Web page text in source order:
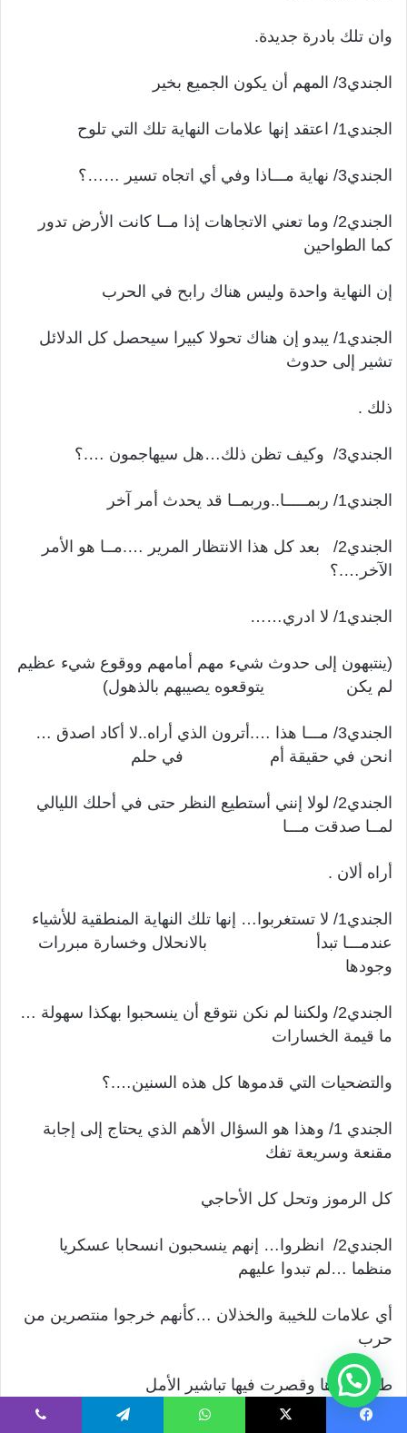
وان تلك بادرة جديدة.
الجندي3/ المهم أن يكون الجميع بخير
الجندي1/ اعتقد إنها علامات النهاية تلك التي تلوح
الجندي3/ نهاية مـــاذا وفي أي اتجاه تسير ……؟
الجندي2/ وما تعني الاتجاهات إذا مــا كانت الأرض تدور
كما الطواحين
إن النهاية واحدة وليس هناك رابح في الحرب
الجندي1/ يبدو إن هناك تحولا كبيرا سيحصل كل الدلائل
تشير إلى حدوث
ذلك .
الجندي3/ وكيف تظن ذلك…هل سيهاجمون ….؟
الجندي1/ ربمـــــا..وربمــا قد يحدث أمر آخر
الجندي2/ بعد كل هذا الانتظار المرير ….مــا هو الأمر
الآخر….؟
الجندي1/ لا ادري……
(ينتبهون إلى حدوث شيء مهم أمامهم ووقوع شيء عظيم
لم يكن يتوقعوه يصيبهم بالذهول)
الجندي3/ مـــا هذا ….أترون الذي أراه..لا أكاد اصدق …
انحن في حقيقة أم في حلم
الجندي2/ لولا إنني أستطيع النظر حتى في أحلك الليالي
لمــا صدقت مـــا
أراه ألان .
الجندي1/ لا تستغربوا… إنها تلك النهاية المنطقية للأشياء
عندمـــا تبدأ بالانحلال وخسارة مبررات
وجودها
الجندي2/ ولكننا لم نكن نتوقع أن ينسحبوا بهكذا سهولة …
ما قيمة الخسارات
والتضحيات التي قدموها كل هذه السنين….؟
الجندي 1/ وهذا هو السؤال الأهم الذي يحتاج إلى إجابة
مقنعة وسريعة تفك
كل الرموز وتحل كل الأحاجي
الجندي2/ انظروا… إنهم ينسحبون انسحابا عسكريا
منظما …لم تبدوا عليهم
أي علامات للخيبة والخذلان …كأنهم خرجوا منتصرين من
حرب
طال أوارها وقصرت فيها تباشير الأمل